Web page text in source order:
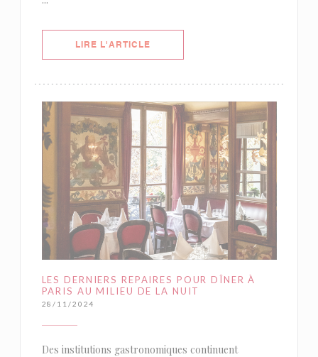
LIRE L'ARTICLE((OUVRE UNE NOUVELLE
LES DERNIERS REPAIRES POUR DÎNER À
PARIS AU MILIEU DE LA NUIT
28/11/2024
Des institutions gastronomiques continuent